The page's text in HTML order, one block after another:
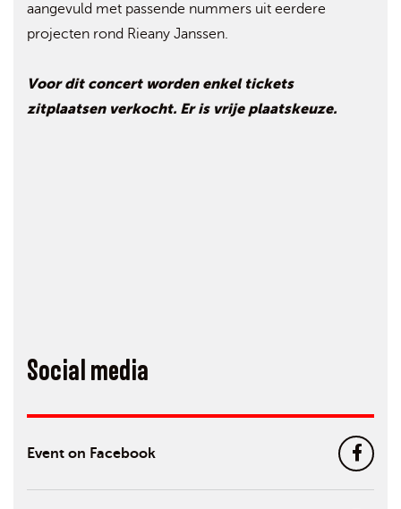
aangevuld met passende nummers uit eerdere
projecten rond Rieany Janssen.
Voor dit concert worden enkel tickets
zitplaatsen verkocht. Er is vrije plaatskeuze.
Social media
Event on Facebook